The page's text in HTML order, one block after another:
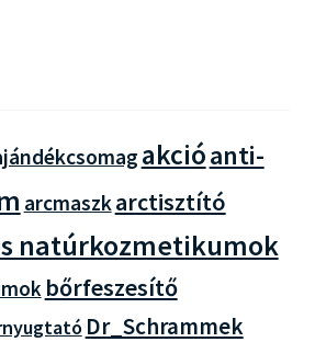
akcióanti-
arcmaszk arctisztító
natúrkozmetikumok
bőrfeszesítő
Dr_Schrammek